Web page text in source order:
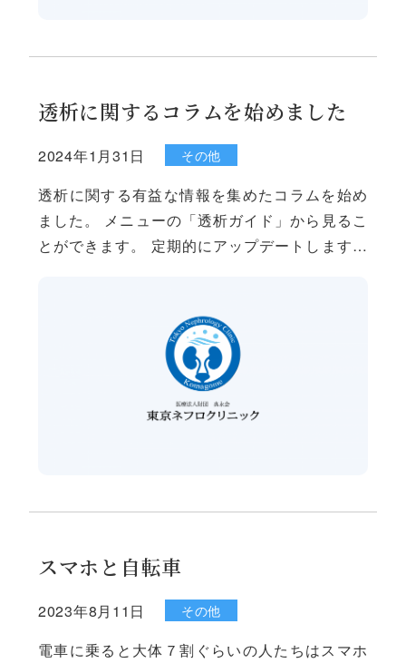
透析に関するコラムを始めました
2024年1月31日 その他
透析に関する有益な情報を集めたコラムを始め
ました。 メニューの「透析ガイド」から見るこ
とができます。 定期的にアップデートしますの
スマホと自転車
2023年8月11日 その他
電車に乗ると大体７割ぐらいの人たちはスマホ